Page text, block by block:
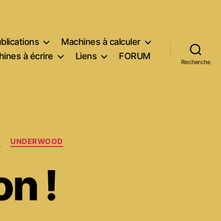
Machines à calculer
à écrire
Liens FORUM
Recherche
UNDERWOOD
!